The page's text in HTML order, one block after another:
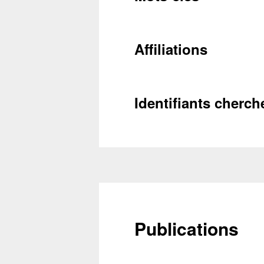
Affiliations
Identifiants
Publications